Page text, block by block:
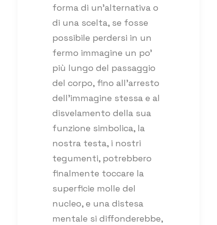
forma di un’alternativa o
di una scelta, se fosse
possibile perdersi in un
fermo immagine un po’
più lungo del passaggio
del corpo, fino all’arresto
dell’immagine stessa e al
disvelamento della sua
funzione simbolica, la
nostra testa, i nostri
tegumenti, potrebbero
finalmente toccare la
superficie molle del
nucleo, e una distesa
mentale si diffonderebbe,